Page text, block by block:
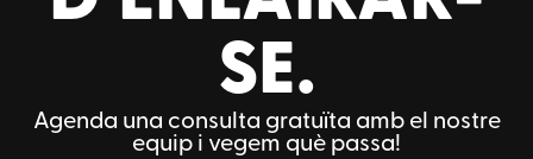
SE.
Agenda una consulta gratuïta amb el nostre
equip i vegem què passa!